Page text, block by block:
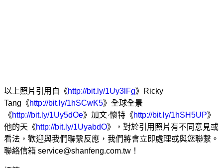
以上照片引用自《http://bit.ly/1Uy3lFg》Ricky
Tang《http://bit.ly/1hSCwK5》全球全景
《http://bit.ly/1Uy5dOe》加文·懷特《http://bit.ly/1hSH5UP》
他的天《http://bit.ly/1UyabdO》，對於引用照片有不同意見或
看法，歡迎與我們聯繫反應，我們將會立即處理或與您聯繫。
聯絡信箱 service@shanfeng.com.tw！